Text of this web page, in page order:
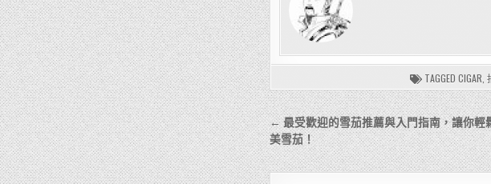
TAGGEDCIGAR ,
文
章
導
← 最受歡迎的雪茄推薦與入門指南，讓你輕
美雪茄！